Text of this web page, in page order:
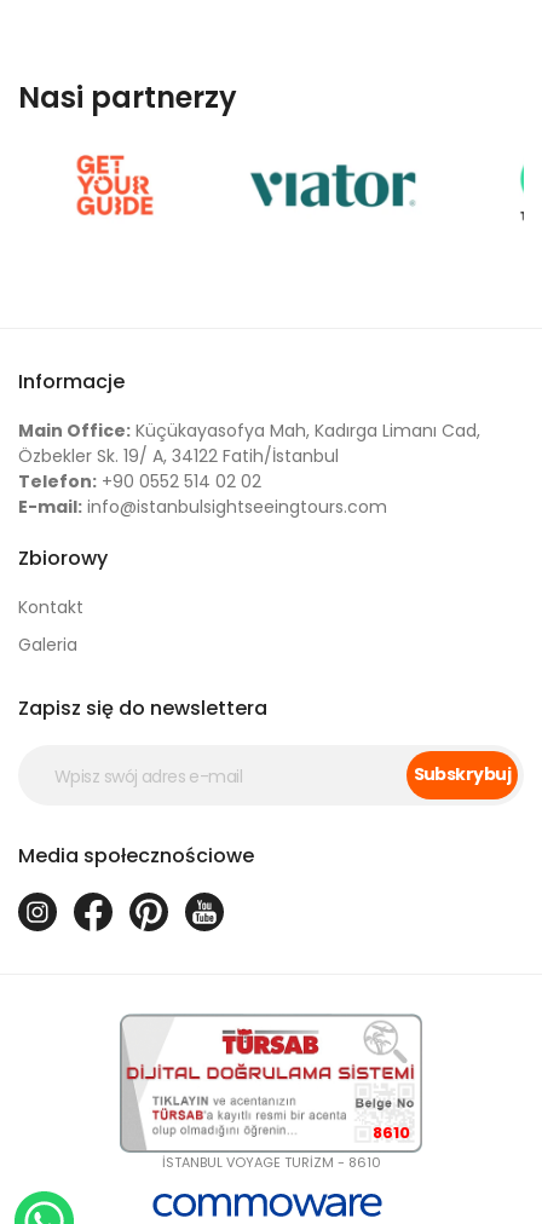
Nasi partnerzy
Informacje
Main Office: Küçükayasofya Mah, Kadırga Limanı Cad,
Özbekler Sk. 19/ A, 34122 Fatih/İstanbul
Telefon: +90 0552 514 02 02
E-mail: info@istanbulsightseeingtours.com
Zbiorowy
Kontakt
Galeria
Zapisz się do newslettera
Subskrybuj
Media społecznościowe
8610
İSTANBUL VOYAGE TURİZM - 8610